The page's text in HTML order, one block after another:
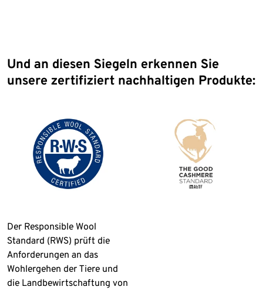
Und an diesen Siegeln erkennen Sie
unsere zertifiziert nachhaltigen Produkte:
Der Responsible Wool
Standard (RWS) prüft die
Anforderungen an das
Wohlergehen der Tiere und
die Landbewirtschaftung von